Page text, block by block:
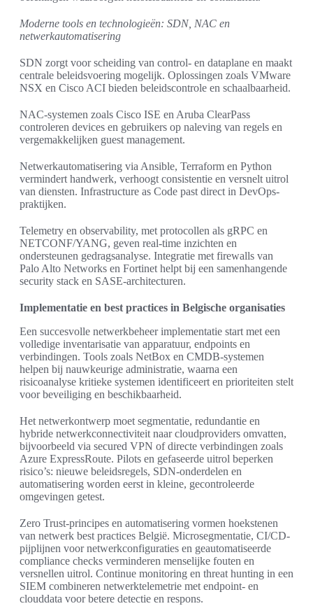
Moderne tools en technologieën: SDN, NAC en
netwerkautomatisering
SDN zorgt voor scheiding van control- en dataplane en maakt
centrale beleidsvoering mogelijk. Oplossingen zoals VMware
NSX en Cisco ACI bieden beleidscontrole en schaalbaarheid.
NAC-systemen zoals Cisco ISE en Aruba ClearPass
controleren devices en gebruikers op naleving van regels en
vergemakkelijken guest management.
Netwerkautomatisering via Ansible, Terraform en Python
vermindert handwerk, verhoogt consistentie en versnelt uitrol
van diensten. Infrastructure as Code past direct in DevOps-
praktijken.
Telemetry en observability, met protocollen als gRPC en
NETCONF/YANG, geven real-time inzichten en
ondersteunen gedragsanalyse. Integratie met firewalls van
Palo Alto Networks en Fortinet helpt bij een samenhangende
security stack en SASE-architecturen.
Implementatie en best practices in Belgische organisaties
Een succesvolle netwerkbeheer implementatie start met een
volledige inventarisatie van apparatuur, endpoints en
verbindingen. Tools zoals NetBox en CMDB-systemen
helpen bij nauwkeurige administratie, waarna een
risicoanalyse kritieke systemen identificeert en prioriteiten stelt
voor beveiliging en beschikbaarheid.
Het netwerkontwerp moet segmentatie, redundantie en
hybride netwerkconnectiviteit naar cloudproviders omvatten,
bijvoorbeeld via secured VPN of directe verbindingen zoals
Azure ExpressRoute. Pilots en gefaseerde uitrol beperken
risico’s: nieuwe beleidsregels, SDN-onderdelen en
automatisering worden eerst in kleine, gecontroleerde
omgevingen getest.
Zero Trust-principes en automatisering vormen hoekstenen
van netwerk best practices België. Microsegmentatie, CI/CD-
pijplijnen voor netwerkconfiguraties en geautomatiseerde
compliance checks verminderen menselijke fouten en
versnellen uitrol. Continue monitoring en threat hunting in een
SIEM combineren netwerktelemetrie met endpoint- en
clouddata voor betere detectie en respons.